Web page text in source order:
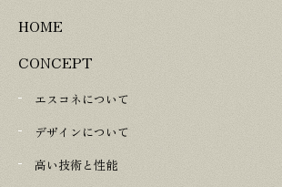
HOME
CONCEPT
エスコネについて
デザインについて
高い技術と性能